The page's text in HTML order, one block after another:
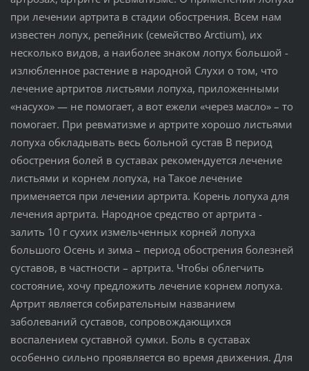
при лечении артрита в стадии обострения. Всем нам
известен лопух, репейник (семейство Arctium), их
несколько видов, а наиболее знаком лопух большой -
излюбленное растение в народной Слухи о том, что
лечение артритов листьями лопуха, приложенными
«насухо» — не помогает, а вот ежели «через масло» – то
помогает. При ревматизме и артрите хорошо листьями
лопуха обкладывать весь больной сустав В период
обострения болей в суставах рекомендуется лечение
листьями и корнем лопуха, на Такое лечение
применяется при лечении артрита. Корень лопуха для
лечения артрита. Народное средство от артрита -
залить 10 г сухих измельченных корней лопуха
большого Осень и зима – период обострения болезней
суставов, в частности – артрита. Чтобы облегчить
состояние, хочу предложить лечение корнем лопуха.
Артрит является собирательным названием
заболеваний суставов, сопровождающихся
воспалением суставной сумки. Боль в суставах
особенно сильно проявляется во время движения. Для